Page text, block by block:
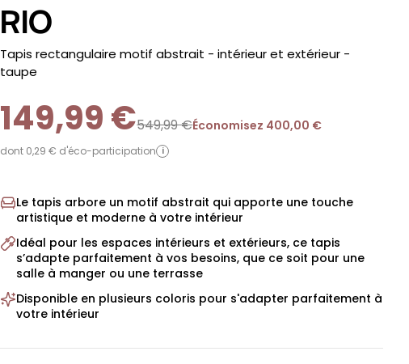
RIO
-
Tapis rectangulaire motif abstrait - intérieur et extérieur -
taupe
149,99 €549,99 €Économisez 400,00 €
dont 0,29 € d'éco-participation i
Le tapis arbore un motif abstrait qui apporte une touche
artistique et moderne à votre intérieur
Idéal pour les espaces intérieurs et extérieurs, ce tapis
s’adapte parfaitement à vos besoins, que ce soit pour une
salle à manger ou une terrasse
Disponible en plusieurs coloris pour s'adapter parfaitement à
votre intérieur